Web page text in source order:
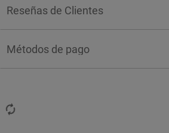
Reseñas de Clientes
Métodos de pago